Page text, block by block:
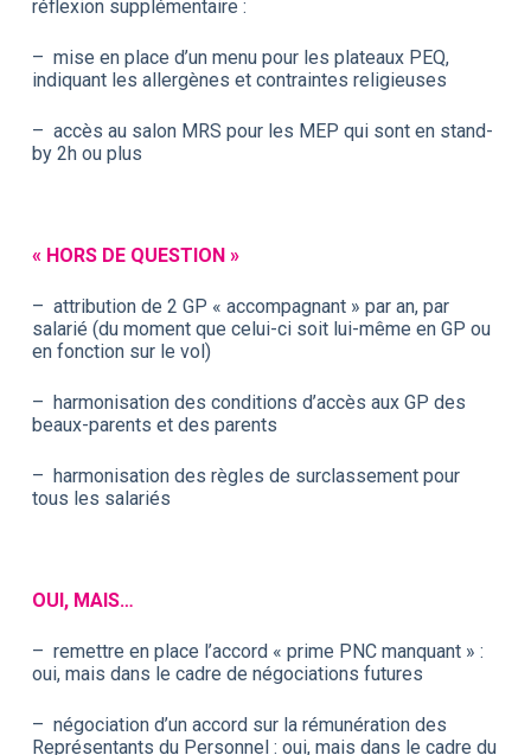
réflexion supplémentaire :
– mise en place d’un menu pour les plateaux PEQ,
indiquant les allergènes et contraintes religieuses
– accès au salon MRS pour les MEP qui sont en stand-
by 2h ou plus
« HORS DE QUESTION »
– attribution de 2 GP « accompagnant » par an, par
salarié (du moment que celui-ci soit lui-même en GP ou
en fonction sur le vol)
– harmonisation des conditions d’accès aux GP des
beaux-parents et des parents
– harmonisation des règles de surclassement pour
tous les salariés
OUI, MAIS…
– remettre en place l’accord « prime PNC manquant » :
oui, mais dans le cadre de négociations futures
– négociation d’un accord sur la rémunération des
Représentants du Personnel : oui, mais dans le cadre du